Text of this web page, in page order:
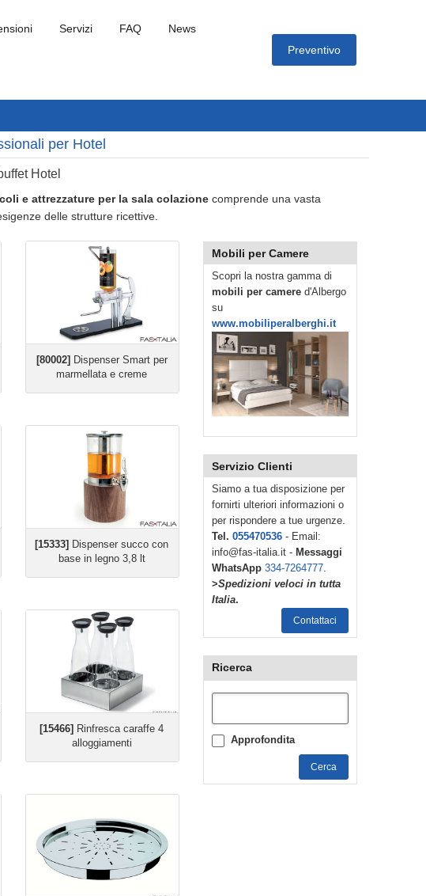
Servizi FAQ News
Preventivo
per Hotel
Hotel
e attrezzature per la sala colazione comprende una vasta
delle strutture ricettive.
[80002] Dispenser Smart per
marmellata e creme
[15333] Dispenser succo con
base in legno 3,8 lt
[15466] Rinfresca caraffe 4
alloggiamenti
Mobili per Camere
Scopri la nostra gamma di
mobili per camere d'Albergo
su
www.mobiliperalberghi.it
Servizio Clienti
Siamo a tua disposizione per
fornirti ulteriori informazioni o
per rispondere a tue urgenze.
Tel. 055470536 - Email:
info@fas-italia.it - Messaggi
WhatsApp 334-7264777.
>Spedizioni veloci in tutta
Italia.
Contattaci
Ricerca
Approfondita
Cerca